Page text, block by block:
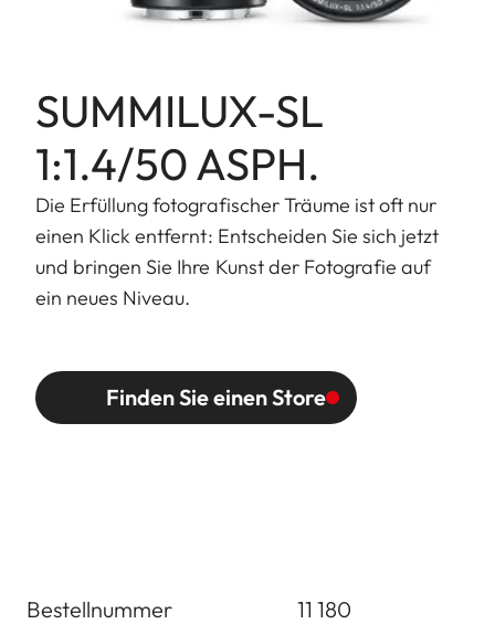
SUMMILUX-SL
1:1.4/50 ASPH.
Die Erfüllung fotografischer Träume ist oft nur
einen Klick entfernt: Entscheiden Sie sich jetzt
und bringen Sie Ihre Kunst der Fotografie auf
ein neues Niveau.
Finden Sie einen Store
Bestellnummer
11 180